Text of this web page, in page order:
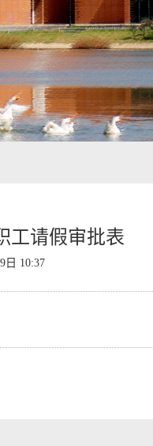
工请假审批表
日 10:37